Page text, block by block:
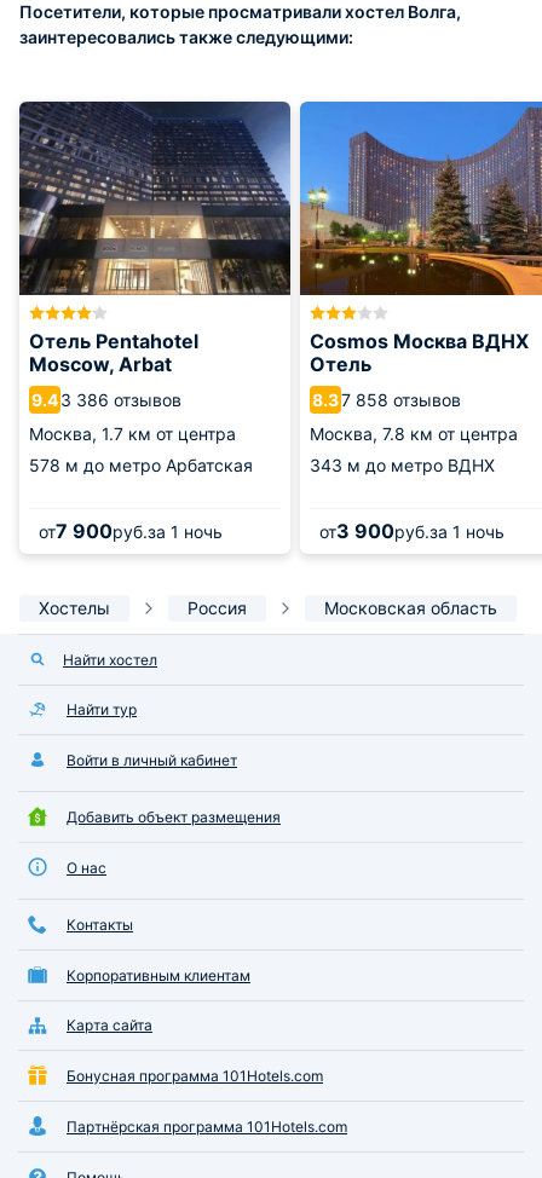
Посетители, которые просматривали хостел Волга,
заинтересовались также следующими:
Отель Pentahotel
Moscow, Arbat
9.43 386 отзывов
Москва, 1.7 км от центра
578 м до метро Арбатская
от7 900руб.за 1 ночь
Cosmos Москва ВДНХ
Отель
8.37 858 отзывов
Москва, 7.8 км от центра
343 м до метро ВДНХ
от3 900руб.за 1 ночь
Хостелы Россия Московская область
Найти хостел
Найти тур
Войти в личный кабинет
Добавить объект размещения
О нас
Контакты
Корпоративным клиентам
Карта сайта
Бонусная программа 101Hotels.com
Партнёрская программа 101Hotels.com